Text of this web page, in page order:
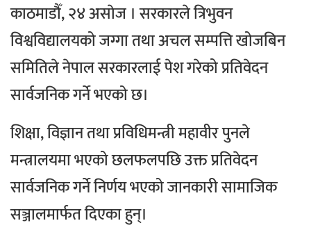
काठमाडौँ, २४ असाेज । सरकारले त्रिभुवन
विश्वविद्यालयको जग्गा तथा अचल सम्पत्ति खोजबिन
समितिले नेपाल सरकारलाई पेश गरेको प्रतिवेदन
सार्वजनिक गर्ने भएको छ।
शिक्षा, विज्ञान तथा प्रविधिमन्त्री महावीर पुनले
मन्त्रालयमा भएको छलफलपछि उक्त प्रतिवेदन
सार्वजनिक गर्ने निर्णय भएको जानकारी सामाजिक
सञ्जालमार्फत दिएका हुन्।